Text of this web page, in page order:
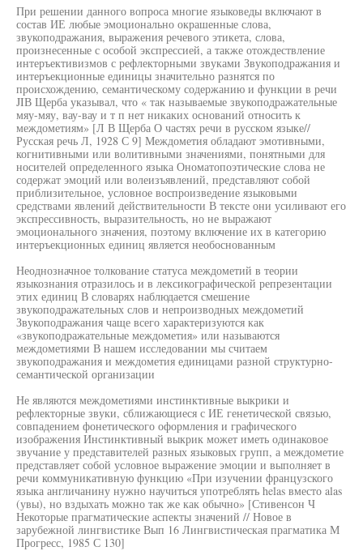
При решении данного вопроса многие языковеды включают в
состав ИЕ любые эмоционально окрашенные слова,
звукоподражания, выражения речевого этикета, слова,
произнесенные с особой экспрессией, а также отождествление
интеръективизмов с рефлекторными звуками Звукоподражания и
интеръекционные единицы значительно разнятся по
происхождению, семантическому содержанию и функции в речи
JIВ Щерба указывал, что « так называемые звукоподражательные
мяу-мяу, вау-вау и т п нет никаких оснований относить к
междометиям» [Л В Щерба О частях речи в русском языке//
Русская речь Л, 1928 С 9] Междометия обладают эмотивными,
когнитивными или волитивными значениями, понятными для
носителей определенного языка Ономатопоэтические слова не
содержат эмоций или волеизъявлений, представляют собой
приблизительное, условное воспроизведение языковыми
средствами явлений действительности В тексте они усиливают его
экспрессивность, выразительность, но не выражают
эмоционального значения, поэтому включение их в категорию
интеръекционных единиц является необоснованным
Неоднозначное толкование статуса междометий в теории
языкознания отразилось и в лексикографической репрезентации
этих единиц В словарях наблюдается смешение
звукоподражательных слов и непроизводных междометий
Звукоподражания чаще всего характеризуются как
«звукоподражательные междометия» или называются
междометиями В нашем исследовании мы считаем
звукоподражания и междометия единицами разной структурно-
семантической организации
Не являются междометиями инстинктивные выкрики и
рефлекторные звуки, сближающиеся с ИЕ генетической связью,
совпадением фонетического оформления и графического
изображения Инстинктивный выкрик может иметь одинаковое
звучание у представителей разных языковых групп, а междометие
представляет собой условное выражение эмоции и выполняет в
речи коммуникативную функцию «При изучении французского
языка англичанину нужно научиться употреблять helas вместо alas
(увы), но вздыхать можно так же как обычно» [Стивенсон Ч
Некоторые прагматические аспекты значений // Новое в
зарубежной лингвистике Вып 16 Лингвистическая прагматика М
Прогресс, 1985 С 130]